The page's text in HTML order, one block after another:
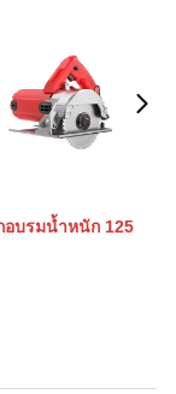
อบรมน้ำหนัก 125